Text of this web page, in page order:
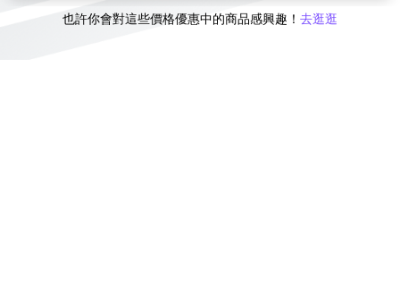
也許你會對這些價格優惠中的商品感興趣！ 去逛逛